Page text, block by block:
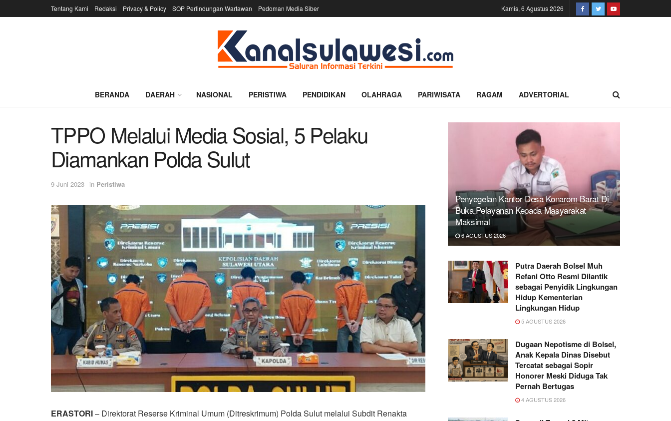
Tentang Kami Redaksi Privacy & Policy SOP Perlindungan Wartawan Pedoman Media Siber Kamis, 6 Agustus 2026
BERANDA DAERAH NASIONAL PERISTIWA PENDIDIKAN OLAHRAGA PARIWISATA RAGAM ADVERTORIAL
TPPO Melalui Media Sosial, 5 Pelaku
Diamankan Polda Sulut
9 Juni 2023 in Peristiwa
ERASTORI– Direktorat Reserse Kriminal Umum (Ditreskrimum) Polda Sulut melalui Subdit Renakta
Penyegelan Kantor Desa Konarom Barat Di
Buka,Pelayanan Kepada Masyarakat
Maksimal
6 AGUSTUS 2026
Putra Daerah Bolsel Muh
Refani Otto Resmi Dilantik
sebagai Penyidik Lingkungan
Hidup Kementerian
Lingkungan Hidup
5 AGUSTUS 2026
Dugaan Nepotisme di Bolsel,
Anak Kepala Dinas Disebut
Tercatat sebagai Sopir
Honorer Meski Diduga Tak
Pernah Bertugas
4 AGUSTUS 2026